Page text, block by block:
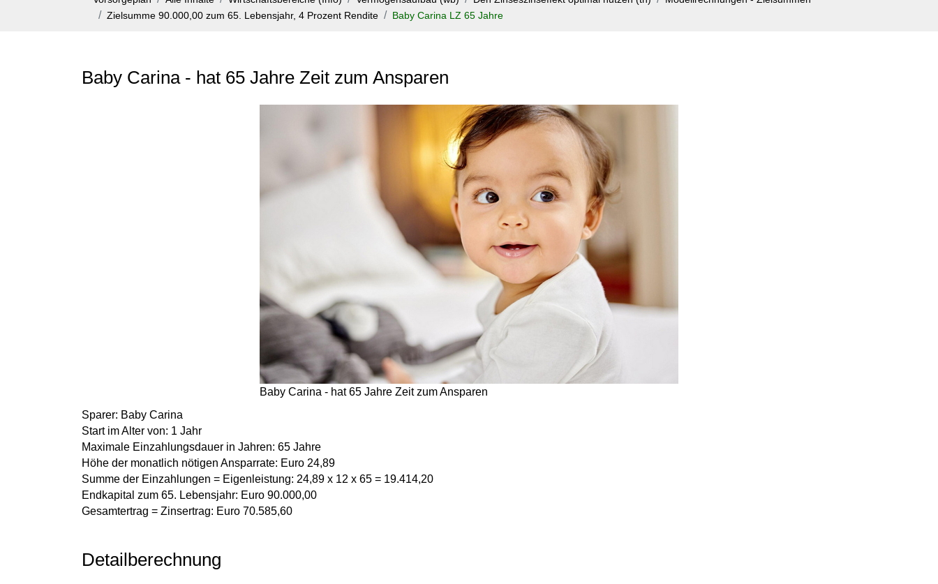
Zielsumme 90.000,00 zum 65. Lebensjahr, 4 Prozent Rendite
Baby Carina LZ 65 Jahre
Baby Carina - hat 65 Jahre Zeit zum Ansparen
Baby Carina - hat 65 Jahre Zeit zum Ansparen
Sparer: Baby Carina
Start im Alter von: 1 Jahr
Maximale Einzahlungsdauer in Jahren: 65 Jahre
Höhe der monatlich nötigen Ansparrate: Euro 24,89
Summe der Einzahlungen = Eigenleistung: 24,89 x 12 x 65 = 19.414,20
Endkapital zum 65. Lebensjahr: Euro 90.000,00
Gesamtertrag = Zinsertrag: Euro 70.585,60
Detailberechnung